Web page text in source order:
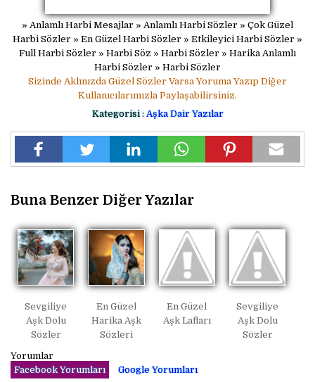
» Anlamlı Harbi Mesajlar » Anlamlı Harbi Sözler » Çok Güzel
Harbi Sözler » En Güzel Harbi Sözler » Etkileyici Harbi Sözler »
Full Harbi Sözler » Harbi Söz » Harbi Sözler » Harika Anlamlı
Harbi Sözler » Harbi Sözler
Sizinde Aklınızda Güzel Sözler Varsa Yoruma Yazıp Diğer
Kullanıcılarımızla Paylaşabilirsiniz.
Kategorisi : Aşka Dair Yazılar
Buna Benzer Diğer Yazılar
Sevgiliye
Aşk Dolu
Sözler
En Güzel
Harika Aşk
Sözleri
En Güzel
Aşk Lafları
Sevgiliye
Aşk Dolu
Sözler
Yorumlar
Facebook Yorumları
Google Yorumları